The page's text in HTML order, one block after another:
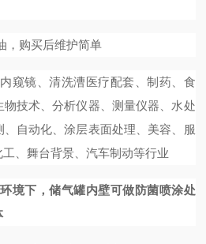
，购买后维护简单
窥镜、清洗漕医疗配套、制药、食
技术、分析仪器、测量仪器、水处
自动化、涂层表面处理、美容、服
、舞台背景、汽车制动等行业
境下，储气罐内壁可做防菌喷涂处